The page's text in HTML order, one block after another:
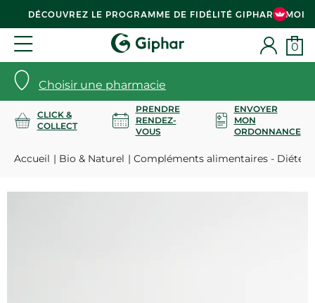
DÉCOUVREZ LE PROGRAMME DE FIDÉLITÉ GIPHAR & MOI
Choisir une pharmacie
0
CLICK &
COLLECT
PRENDRE
RENDEZ-
VOUS
ENVOYER
MON
ORDONNANCE
Accueil Bio & Naturel Compléments alimentaires -